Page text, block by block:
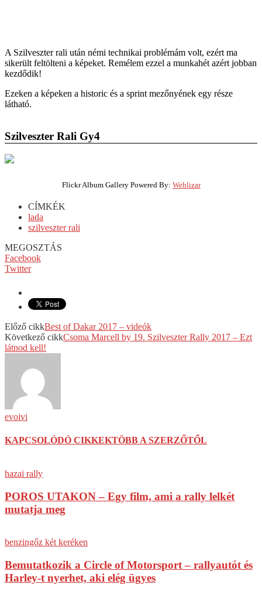
A Szilveszter rali után némi technikai problémám volt, ezért ma
sikerült feltölteni a képeket. Remélem ezzel a munkahét azért jobban
kezdődik!
Ezeken a képeken a historic és a sprint mezőnyének egy része
látható.
Szilveszter Rali Gy4
Flickr Album Gallery Powered By: Weblizar
CÍMKÉK
lada
szilveszter rali
MEGOSZTÁS
Facebook
Twitter
Előző cikkBest of Dakar 2017 – videók
Következő cikkCsoma Marcell by 19. Szilveszter Rally 2017 – Ezt
látnod kell!
evoivi
KAPCSOLÓDÓ CIKKEKTÖBB A SZERZŐTŐL
hazai rally
POROS UTAKON – Egy film, ami a rally lelkét
mutatja meg
benzingőz két keréken
Bemutatkozik a Circle of Motorsport – rallyautót és
Harley-t nyerhet, aki elég ügyes